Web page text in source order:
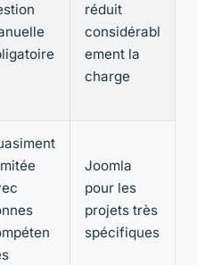
réduit
considérabl
ement la
charge
Joomla
pour les
projets très
spécifiques